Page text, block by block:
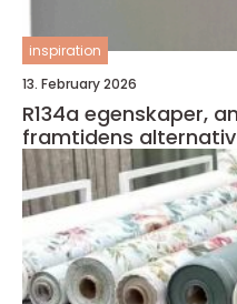
inspiration
13. February 2026
R134a egenskaper, användning och
framtidens alternativ